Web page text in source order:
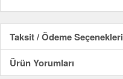
Taksit / Ödeme Seçenekleri
Ürün Yorumları